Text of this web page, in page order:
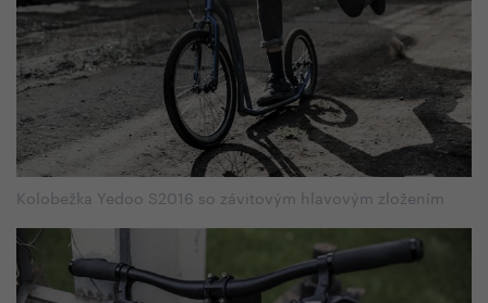
Kolobežka Yedoo S2016 so závitovým hlavovým zložením